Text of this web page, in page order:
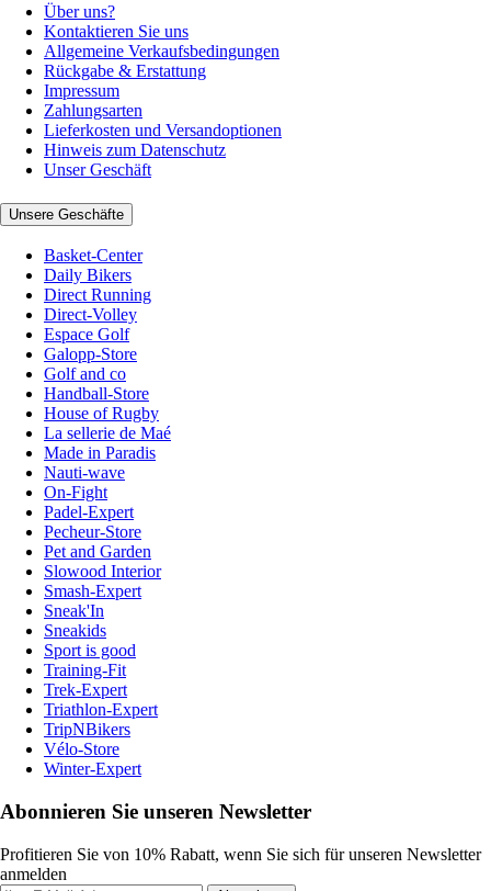
Über uns?
Kontaktieren Sie uns
Allgemeine Verkaufsbedingungen
Rückgabe & Erstattung
Impressum
Zahlungsarten
Lieferkosten und Versandoptionen
Hinweis zum Datenschutz
Unser Geschäft
Unsere Geschäfte
Basket-Center
Daily Bikers
Direct Running
Direct-Volley
Espace Golf
Galopp-Store
Golf and co
Handball-Store
House of Rugby
La sellerie de Maé
Made in Paradis
Nauti-wave
On-Fight
Padel-Expert
Pecheur-Store
Pet and Garden
Slowood Interior
Smash-Expert
Sneak'In
Sneakids
Sport is good
Training-Fit
Trek-Expert
Triathlon-Expert
TripNBikers
Vélo-Store
Winter-Expert
Abonnieren Sie unseren Newsletter
Profitieren Sie von 10% Rabatt, wenn Sie sich für unseren Newsletter
anmelden